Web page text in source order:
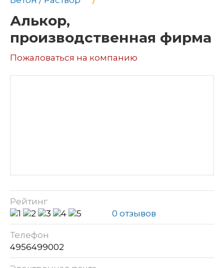
Алькор,
производственная фирма
Пожаловаться на компанию
Рейтинг
0 отзывов
Телефон
4956499002